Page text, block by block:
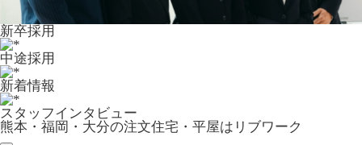
新卒採用
中途採用
新着情報
スタッフインタビュー
熊本・福岡・大分の注文住宅・平屋はリブワーク